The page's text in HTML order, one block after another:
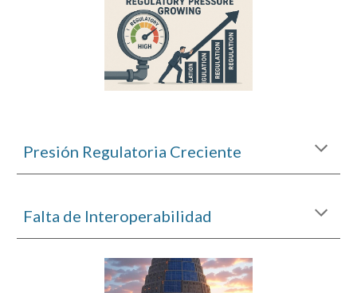
Presión Regulatoria Creciente
Falta de Interoperabilidad